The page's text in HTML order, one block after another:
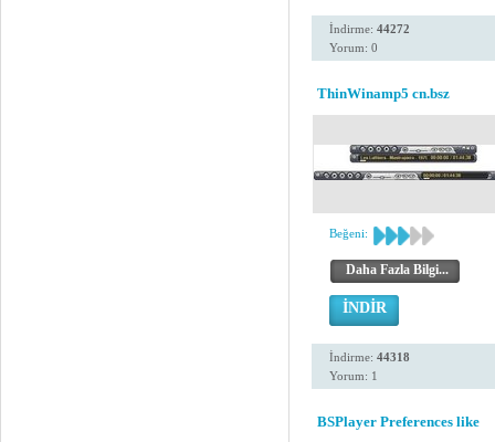
İndirme: 44272
Yorum: 0
ThinWinamp5 cn.bsz
Beğeni:
Daha Fazla Bilgi...
İNDİR
İndirme: 44318
Yorum: 1
BSPlayer Preferences like